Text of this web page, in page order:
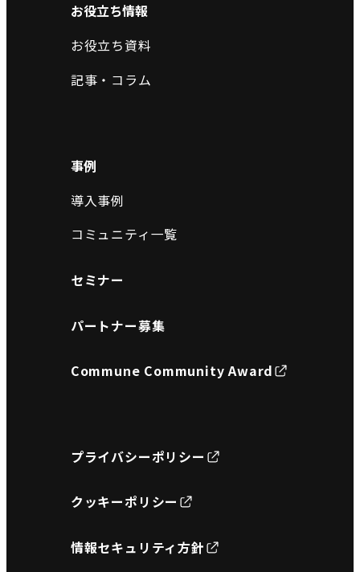
お役立ち情報
お役立ち資料
記事・コラム
事例
導入事例
コミュニティ一覧
セミナー
パートナー募集
Commune Community Award
プライバシーポリシー
クッキーポリシー
情報セキュリティ方針